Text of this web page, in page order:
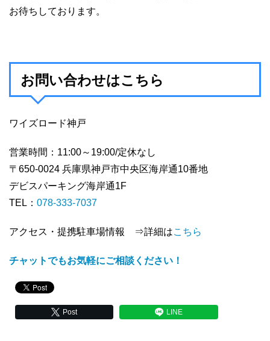
お待ちしております。
お問い合わせはこちら
ワイズロード神戸
営業時間：11:00～19:00/定休なし
〒650-0024 兵庫県神戸市中央区海岸通10番地
デビスパーキング海岸通1F
TEL： 078-333-7037
アクセス・提携駐車場情報 ⇒詳細はこちら
チャットでもお気軽にご相談ください！
Post LINE